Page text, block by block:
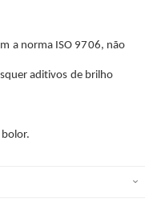
a norma ISO 9706, não
aditivos de brilho